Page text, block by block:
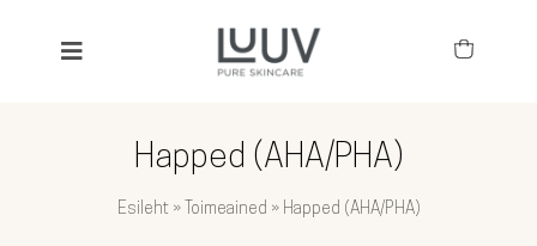
Toggle
Happed (AHA/PHA)
Esileht» Toimeained » Happed (AHA/PHA)